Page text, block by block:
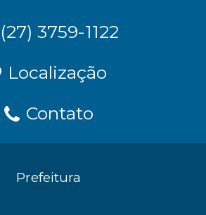
(27) 3759-1122
Localização
Contato
Prefeitura